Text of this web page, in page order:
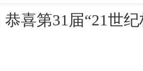
喜第31届“21世